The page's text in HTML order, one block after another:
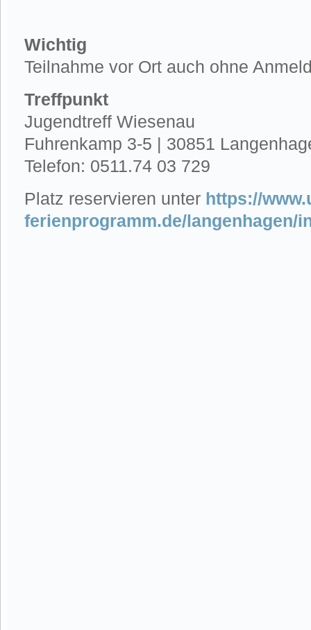
Wichtig
Teilnahme vor Ort auch ohne
Treffpunkt
Jugendtreff Wiesenau
Fuhrenkamp 3-5 | 30851
Telefon: 0511.74 03 729
Platz reservieren unter https://
ferienprogramm.de/langenhagen/